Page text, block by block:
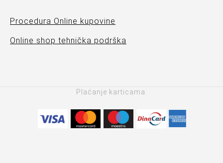
Procedura Online kupovine
Online shop tehnička podrška
Plaćanje karticama: